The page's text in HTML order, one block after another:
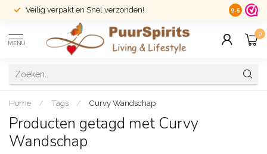
Veilig verpakt en Snel verzonden! 14 dagen
9.5
MENU
0
Home / Tags / Curvy Wandschap
Producten getagd met Curvy
Wandschap